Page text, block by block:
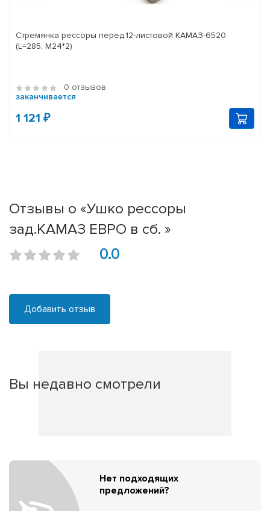
Стремянка рессоры перед.12-листовой КАМАЗ-6520
(L=285, М24*2)
0 отзывов
заканчивается
1 121 ₽
Отзывы о «Ушко рессоры
зад.КАМАЗ ЕВРО в сб. »
0.0
Добавить отзыв
Вы недавно смотрели
Нет подходящих
предложений?